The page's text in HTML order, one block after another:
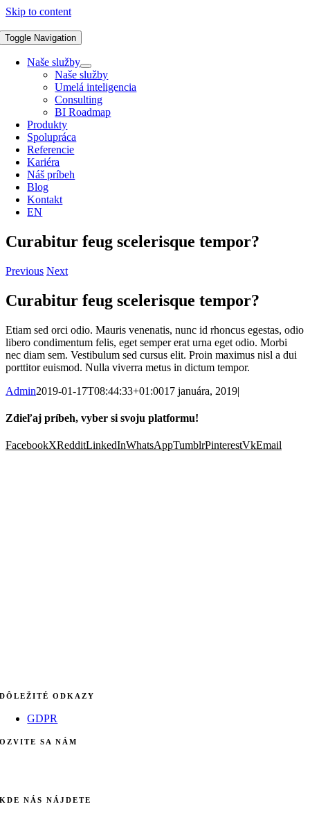
Skip to content
Toggle Navigation
Naše služby
Naše služby
Umelá inteligencia
Consulting
BI Roadmap
Produkty
Spolupráca
Referencie
Kariéra
Náš príbeh
Blog
Kontakt
EN
Curabitur feug scelerisque tempor?
Previous Next
Curabitur feug scelerisque tempor?
Etiam sed orci odio. Mauris venenatis, nunc id rhoncus egestas, odio
libero condimentum felis, eget semper erat urna eget odio. Morbi
nec diam sem. Vestibulum sed cursus elit. Proin maximus nisl a dui
porttitor euismod. Nulla viverra metus in dictum tempor.
Admin2019-01-17T08:44:33+01:0017 januára, 2019|
Zdieľaj príbeh, vyber si svoju platformu!
FacebookXRedditLinkedInWhatsAppTumblrPinterestVkEmail
DÔLEŽITÉ ODKAZY
GDPR
OZVITE SA NÁM
KDE NÁS NÁJDETE